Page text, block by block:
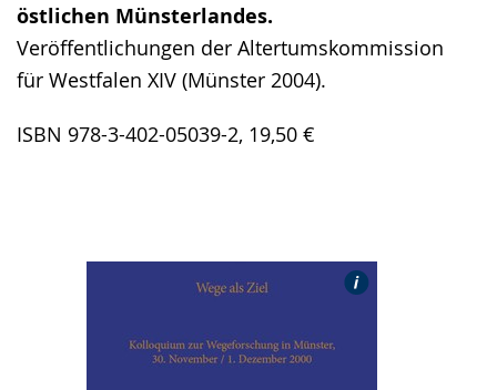
östlichen Münsterlandes.
Veröffentlichungen der Altertumskommission
für Westfalen XIV (Münster 2004).
ISBN 978-3-402-05039-2, 19,50 €